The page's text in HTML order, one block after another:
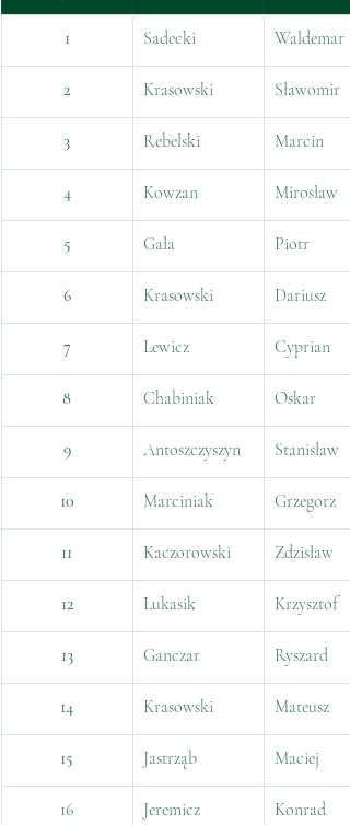
1 Sadecki Waldemar
2 Krasowski Sławomir
3 Rebelski Marcin
4 Kowzan Mirosław
5 Gała Piotr
6 Krasowski Dariusz
7 Lewicz Cyprian
8 Chabiniak Oskar
9 Antoszczyszyn Stanisław
10 Marciniak Grzegorz
11 Kaczorowski Zdzisław
12 Łukasik Krzysztof
13 Ganczar Ryszard
14 Krasowski Mateusz
15 Jastrząb Maciej
16 Jeremicz Konrad